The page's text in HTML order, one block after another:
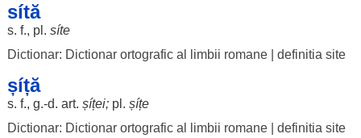
sítă
s. f., pl. síte
Dictionar: Dictionar ortografic al limbii romane| definitia site
șíță
s. f., g.-d. art. șíței;pl. șíțe
Dictionar: Dictionar ortografic al limbii romane| definitia site